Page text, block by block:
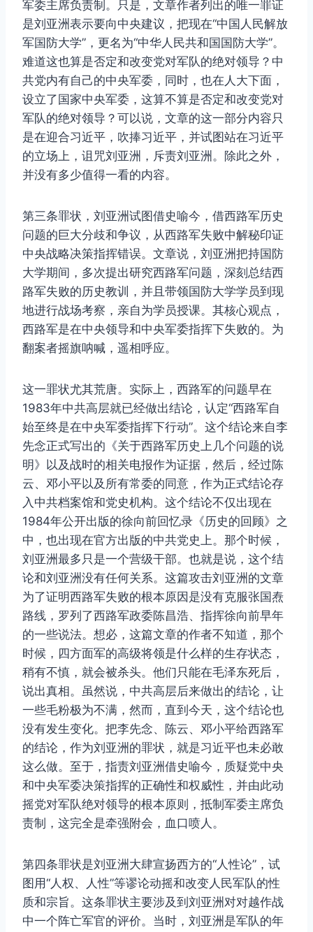
军委主席负责制。只是，文章作者列出的唯一罪证
是刘亚洲表示要向中央建议，把现在“中国人民解放
军国防大学”，更名为“中华人民共和国国防大学”。
难道这也算是否定和改变党对军队的绝对领导？中
共党内有自己的中央军委，同时，也在人大下面，
设立了国家中央军委，这算不算是否定和改变党对
军队的绝对领导？可以说，文章的这一部分内容只
是在迎合习近平，吹捧习近平，并试图站在习近平
的立场上，诅咒刘亚洲，斥责刘亚洲。除此之外，
并没有多少值得一看的内容。
第三条罪状，刘亚洲试图借史喻今，借西路军历史
问题的巨大分歧和争议，从西路军失败中解秘印证
中央战略决策指挥错误。文章说，刘亚洲把持国防
大学期间，多次提出研究西路军问题，深刻总结西
路军失败的历史教训，并且带领国防大学学员到现
地进行战场考察，亲自为学员授课。其核心观点，
西路军是在中央领导和中央军委指挥下失败的。为
翻案者摇旗呐喊，遥相呼应。
这一罪状尤其荒唐。实际上，西路军的问题早在
1983年中共高层就已经做出结论，认定“西路军自
始至终是在中央军委指挥下行动”。这个结论来自李
先念正式写出的《关于西路军历史上几个问题的说
明》以及战时的相关电报作为证据，然后，经过陈
云、邓小平以及所有常委的同意，作为正式结论存
入中共档案馆和党史机构。这个结论不仅出现在
1984年公开出版的徐向前回忆录《历史的回顾》之
中，也出现在官方出版的中共党史上。那个时候，
刘亚洲最多只是一个营级干部。也就是说，这个结
论和刘亚洲没有任何关系。这篇攻击刘亚洲的文章
为了证明西路军失败的根本原因是没有克服张国焘
路线，罗列了西路军政委陈昌浩、指挥徐向前早年
的一些说法。想必，这篇文章的作者不知道，那个
时候，四方面军的高级将领是什么样的生存状态，
稍有不慎，就会被杀头。他们只能在毛泽东死后，
说出真相。虽然说，中共高层后来做出的结论，让
一些毛粉极为不满，然而，直到今天，这个结论也
没有发生变化。把李先念、陈云、邓小平给西路军
的结论，作为刘亚洲的罪状，就是习近平也未必敢
这么做。至于，指责刘亚洲借史喻今，质疑党中央
和中央军委决策指挥的正确性和权威性，并由此动
摇党对军队绝对领导的根本原则，抵制军委主席负
责制，这完全是牵强附会，血口喷人。
第四条罪状是刘亚洲大肆宣扬西方的“人性论”，试
图用“人权、人性”等谬论动摇和改变人民军队的性
质和宗旨。这条罪状主要涉及到刘亚洲对对越作战
中一个阵亡军官的评价。当时，刘亚洲是军队的年